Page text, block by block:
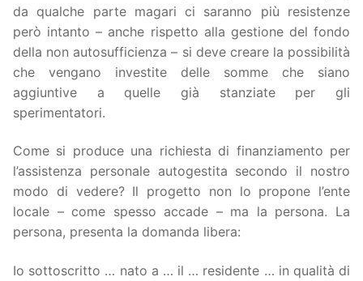
da qualche parte magari ci saranno più resistenze
però intanto – anche rispetto alla gestione del fondo
della non autosufficienza – si deve creare la possibilità
che vengano investite delle somme che siano
aggiuntive a quelle già stanziate per gli
sperimentatori.
Come si produce una richiesta di finanziamento per
l’assistenza personale autogestita secondo il nostro
modo di vedere? Il progetto non lo propone l’ente
locale – come spesso accade – ma la persona. La
persona, presenta la domanda libera:
Io sottoscritto … nato a … il … residente … in qualità di